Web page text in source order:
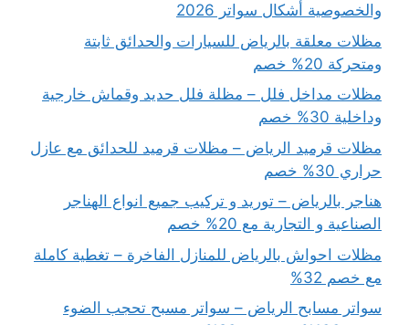
والخصوصية أشكال سواتر 2026
مظلات معلقة بالرياض للسيارات والحدائق ثابتة
ومتحركة 20% خصم
مظلات مداخل فلل – مظلة فلل حديد وقماش خارجية
وداخلية 30% خصم
مظلات قرميد الرياض – مظلات قرميد للحدائق مع عازل
حراري 30% خصم
هناجر بالرياض – توريد و تركيب جميع انواع الهناجر
الصناعية و التجارية مع 20% خصم
مظلات احواش بالرياض للمنازل الفاخرة – تغطية كاملة
مع خصم 32%
سواتر مسابح الرياض – سواتر مسبح تحجب الضوء